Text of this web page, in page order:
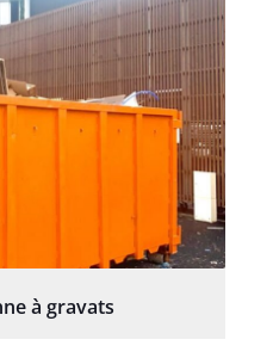
à gravats